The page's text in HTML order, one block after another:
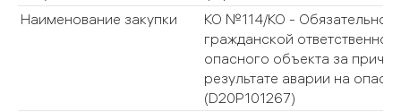
Наименование закупки
КО №114/КО - Обязательное
гражданской
опасного объекта за
результате аварии на
(D20P101267)